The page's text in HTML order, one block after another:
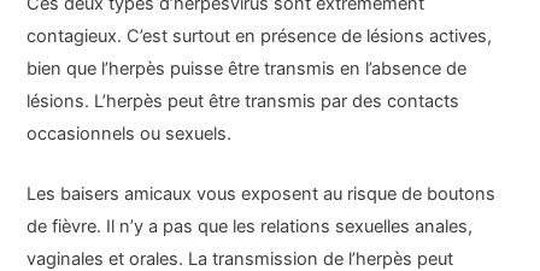
contagieux. C’est surtout en présence de lésions actives,
bien que l’herpès puisse être transmis en l’absence de
lésions. L’herpès peut être transmis par des contacts
occasionnels ou sexuels.
Les baisers amicaux vous exposent au risque de boutons
de fièvre. Il n’y a pas que les relations sexuelles anales,
vaginales et orales. La transmission de l’herpès peut